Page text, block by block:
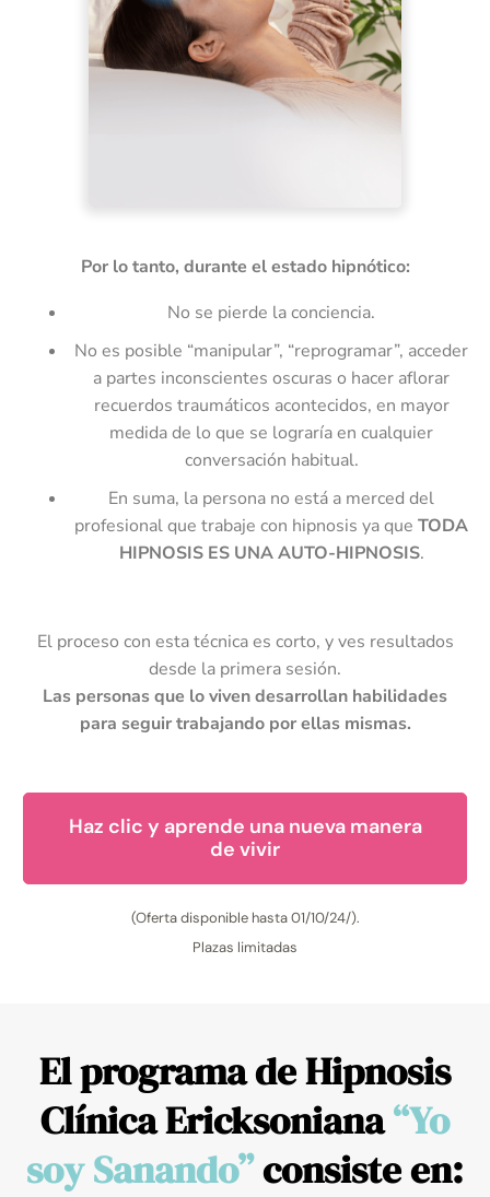
Por lo tanto, durante el estado hipnótico:
No se pierde la conciencia.
No es posible “manipular”, “reprogramar”, acceder
a partes inconscientes oscuras o hacer aflorar
recuerdos traumáticos acontecidos, en mayor
medida de lo que se lograría en cualquier
conversación habitual.
En suma, la persona no está a merced del
profesional que trabaje con hipnosis ya que TODA
HIPNOSIS ES UNA AUTO-HIPNOSIS.
El proceso con esta técnica es corto, y ves resultados
desde la primera sesión.
Las personas que lo viven desarrollan habilidades
para seguir trabajando por ellas mismas.
Haz clic y aprende una nueva manera
de vivir
(Oferta disponible hasta 01/10/24/).
Plazas limitadas
El programa de Hipnosis
Clínica Ericksoniana“Yo
soy Sanando”consiste en: